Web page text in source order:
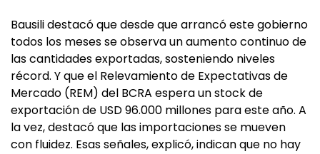
Bausili destacó que desde que arrancó este gobierno
todos los meses se observa un aumento continuo de
las cantidades exportadas, sosteniendo niveles
récord. Y que el Relevamiento de Expectativas de
Mercado (REM) del BCRA espera un stock de
exportación de USD 96.000 millones para este año. A
la vez, destacó que las importaciones se mueven
con fluidez. Esas señales, explicó, indican que no hay